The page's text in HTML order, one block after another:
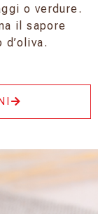
o verdure.
il sapore